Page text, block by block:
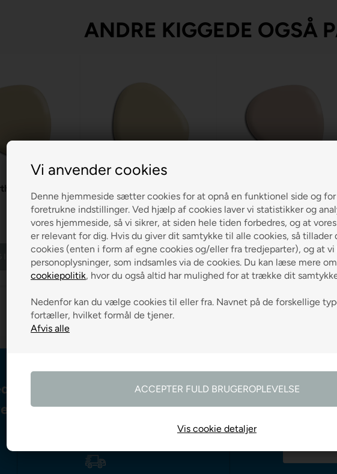
Vi anvender cookies
Denne hjemmeside sætter cookies for at opnå en funktionel side og
foretrukne indstillinger. Ved hjælp af cookies laver vi statistikker og
vores hjemmeside, så vi sikrer, at siden hele tiden forbedres, og at
er relevant for dig. Hvis du giver dit samtykke til alle cookies, så
cookies (enten i form af egne cookies og/eller fra tredjeparter), og at vi
personoplysninger, som indsamles via de cookies. Du kan læse mere
cookiepolitik, hvor du også altid har mulighed for at trække dit
Nedenfor kan du vælge cookies til eller fra. Navnet på de forskellige
fortæller, hvilket formål de tjener.
Vis cookie detaljer
ANDRE KIGGEDE OGSÅ
Yellow
11228
190,00
LÆG I KURVEN
190,00
LÆG I KURVEN
og modtag gode råd